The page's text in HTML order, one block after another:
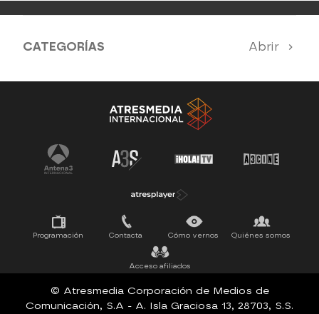
CATEGORÍAS Abrir
Antena 3 Noticias El Hormiguero
La Ruleta de la Suerte Tu cara me suena
Pasapalabra
Programación Contacta Cómo vernos Quiénes somos
Acceso afiliados
© Atresmedia Corporación de Medios de
Comunicación, S.A - A. Isla Graciosa 13, 28703, S.S.